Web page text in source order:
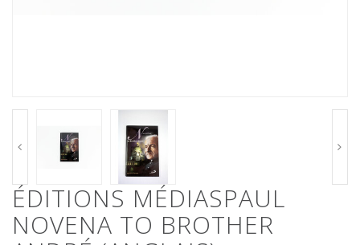
ÉDITIONS MÉDIASPAUL
NOVENA TO BROTHER